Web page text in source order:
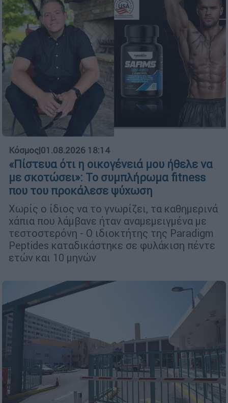
Κόσμος|01.08.2026 18:14
«Πίστευα ότι η οικογένειά μου ήθελε να
με σκοτώσει»: Το συμπλήρωμα fitness
που του προκάλεσε ψύχωση
Χωρίς ο ίδιος να το γνωρίζει, τα καθημερινά
χάπια που λάμβανε ήταν αναμεμειγμένα με
τεστοστερόνη - Ο ιδιοκτήτης της Paradigm
Peptides καταδικάστηκε σε φυλάκιση πέντε
ετών και 10 μηνών